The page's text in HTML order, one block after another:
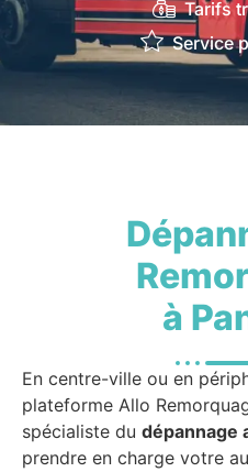
Tarifs
Service
à
En centre-ville ou en
plateforme Allo
spécialiste du dépannage
prendre en charge votre